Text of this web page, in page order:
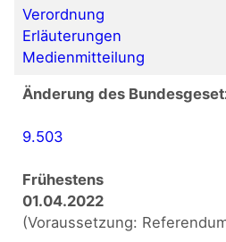
Verordnung
Erläuterungen
Medienmitteilung
Änderung des
9.503
Frühestens
01.04.2022
(Voraussetzung: